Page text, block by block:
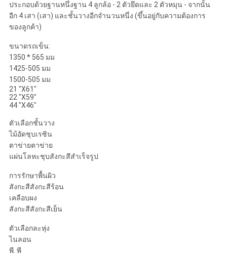
ประกอบด้วยฐานหนึ่งฐาน 4 ลูกล้อ - 2 ตัวยึดและ 2 ตัวหมุน - จากนั้น
อีก 4 เสา (เสา) และชั้นวางอีกจำนวนหนึ่ง (ขึ้นอยู่กับความต้องการ
ของลูกค้า)
ขนาดรถเข็น:
1350 * 565 มม
1425-505 มม
1500-505 มม
21 "X61"
22 "X59"
44 "X46"
ตัวเลือกชั้นวาง
ไม้อัดชุบเรซิน
ตาข่ายตาข่าย
แผ่นโลหะชุบสังกะสีสำเร็จรูป
การรักษาพื้นผิว
สังกะสีสังกะสีร้อน
เคลือบผง
สังกะสีสังกะสีเย็น
ตัวเลือกละหุ่ง
ไนลอน
พี. พี